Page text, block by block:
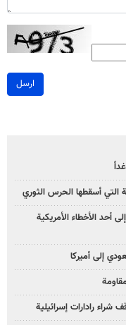
ارسل
التي أسقطها الحرس الثوري
أحد الأخطاء الأمريكية
إلى أميركا
شراء رادارات إسرائيلية